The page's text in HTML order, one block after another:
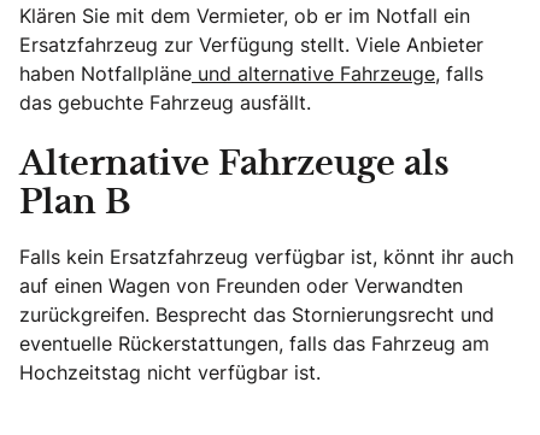
Klären Sie mit dem Vermieter, ob er im Notfall ein
Ersatzfahrzeug zur Verfügung stellt. Viele Anbieter
haben Notfallpläne und alternative Fahrzeuge, falls
das gebuchte Fahrzeug ausfällt.
Alternative Fahrzeuge als
Plan B
Falls kein Ersatzfahrzeug verfügbar ist, könnt ihr auch
auf einen Wagen von Freunden oder Verwandten
zurückgreifen. Besprecht das Stornierungsrecht und
eventuelle Rückerstattungen, falls das Fahrzeug am
Hochzeitstag nicht verfügbar ist.